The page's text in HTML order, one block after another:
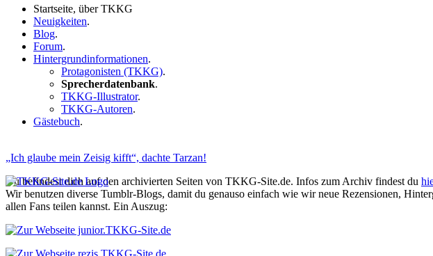
Startseite, über TKKG
Neuigkeiten.
Blog.
Forum.
Hintergrundinformationen.
Protagonisten (TKKG).
Sprecherdatenbank.
TKKG-Illustrator.
TKKG-Autoren.
Gästebuch.
„Ich glaube mein Zeisig kifft“, dachte Tarzan!
Du befindest dich auf den archivierten Seiten von TKKG-Site.de. Infos zum Archiv findest du
Wir benutzen diverse Tumblr-Blogs, damit du genauso einfach wie wir neue Rezensionen,
allen Fans teilen kannst. Ein Auszug: